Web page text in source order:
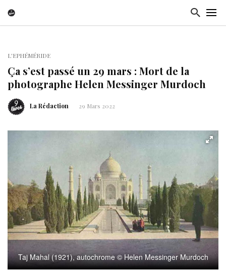
L'EPHÉMÉRIDE
Ça s’est passé un 29 mars : Mort de la
photographe Helen Messinger Murdoch
La Rédaction 29 Mars 2022
Taj Mahal (1921), autochrome © Helen Messinger Murdoch